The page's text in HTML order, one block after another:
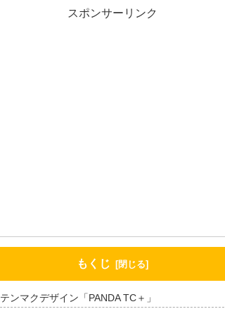
スポンサーリンク
もくじ
テンマクデザイン「PANDA TC＋」